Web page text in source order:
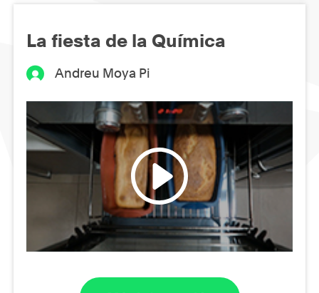
La fiesta de la Química
Andreu Moya Pi